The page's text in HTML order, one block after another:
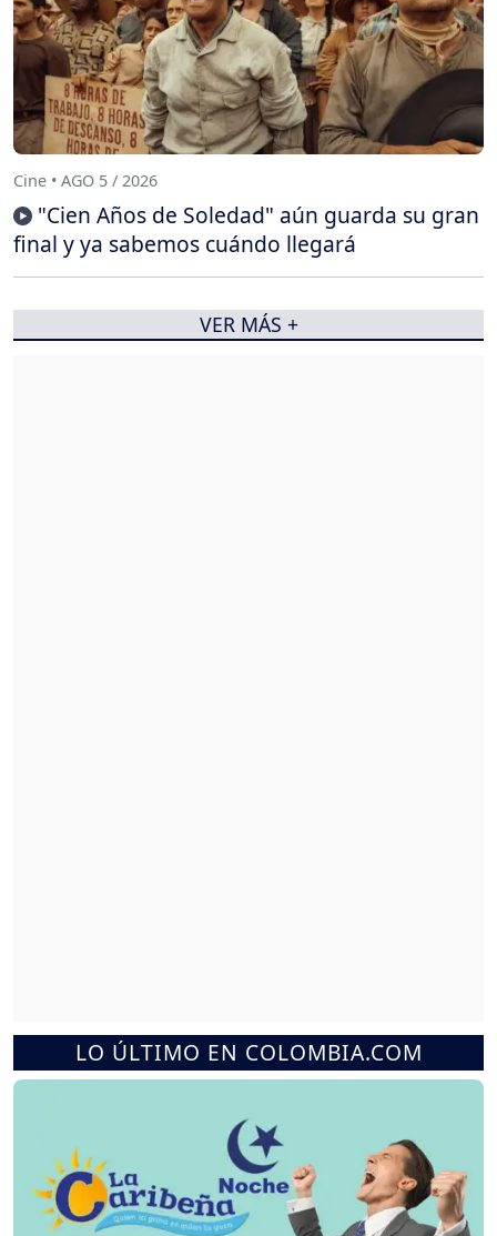
LO ÚLTIMO EN COLOMBIA.COM
Cine • AGO 5 / 2026
"Cien Años de Soledad" aún guarda su gran
final y ya sabemos cuándo llegará
VER MÁS +